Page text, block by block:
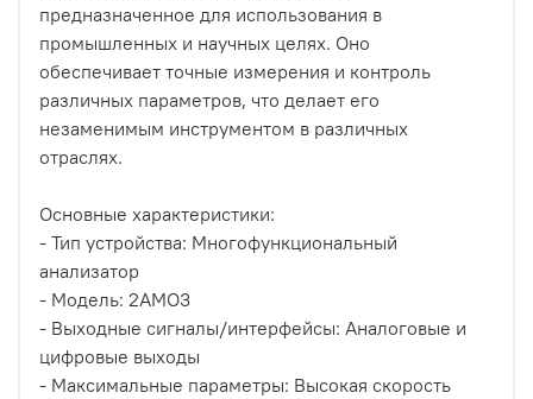
предназначенное для использования в
промышленных и научных целях. Оно
обеспечивает точные измерения и контроль
различных параметров, что делает его
незаменимым инструментом в различных
отраслях.
Основные характеристики:
- Тип устройства: Многофункциональный
анализатор
- Модель: 2AMO3
- Выходные сигналы/интерфейсы: Аналоговые и
цифровые выходы
- Максимальные параметры: Высокая скорость